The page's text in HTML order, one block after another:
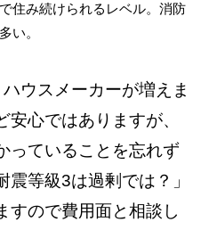
住み続けられるレベル。消防
い。
ウスメーカーが増えま
安心ではありますが、
っていることを忘れず
等級3は過剰では？」
すので費用面と相談し